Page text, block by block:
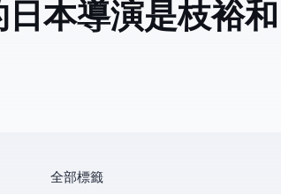
本導演是枝裕和
全部標籤